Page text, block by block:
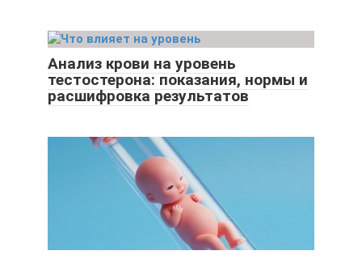
Анализ крови на уровень
тестостерона: показания, нормы и
расшифровка результатов